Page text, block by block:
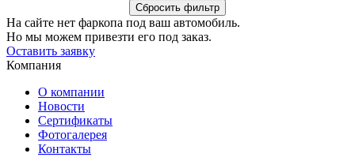
На сайте нет фаркопа под ваш автомобиль.
Но мы можем привезти его под заказ.
Оставить заявку
Компания
О компании
Новости
Сертификаты
Фотогалерея
Контакты